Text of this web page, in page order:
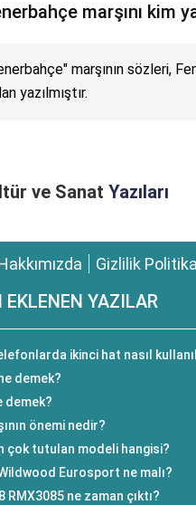
marşını kim
marşının sözleri,
yazılmıştır.
ve Sanat Yazıları
Gizlilik
EKLENEN YAZILAR
ikinci hat nasıl
demek?
demek?
önemi nedir?
çok tutulan modeli hangisi?
Eurosport ne malı?
RMX3085 ne zaman çıktı?